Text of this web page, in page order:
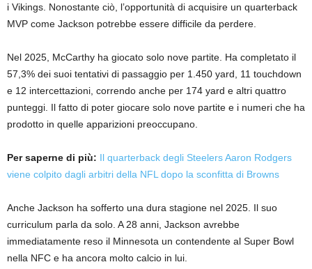
i Vikings. Nonostante ciò, l’opportunità di acquisire un quarterback
MVP come Jackson potrebbe essere difficile da perdere.
Nel 2025, McCarthy ha giocato solo nove partite. Ha completato il
57,3% dei suoi tentativi di passaggio per 1.450 yard, 11 touchdown
e 12 intercettazioni, correndo anche per 174 yard e altri quattro
punteggi. Il fatto di poter giocare solo nove partite e i numeri che ha
prodotto in quelle apparizioni preoccupano.
Per saperne di più: Il quarterback degli Steelers Aaron Rodgers
viene colpito dagli arbitri della NFL dopo la sconfitta di Browns
Anche Jackson ha sofferto una dura stagione nel 2025. Il suo
curriculum parla da solo. A 28 anni, Jackson avrebbe
immediatamente reso il Minnesota un contendente al Super Bowl
nella NFC e ha ancora molto calcio in lui.